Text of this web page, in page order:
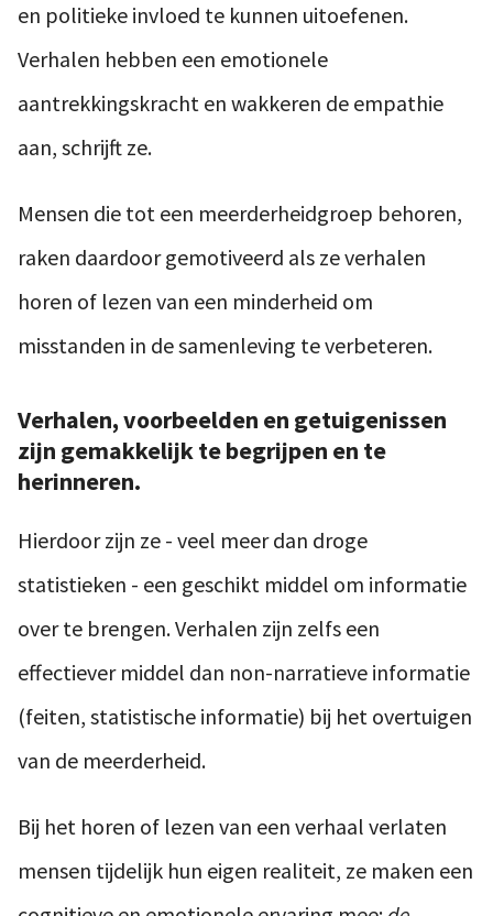
en politieke invloed te kunnen uitoefenen.
Verhalen hebben een emotionele
aantrekkingskracht en wakkeren de empathie
aan, schrijft ze.
Mensen die tot een meerderheidgroep behoren,
raken daardoor gemotiveerd als ze verhalen
horen of lezen van een minderheid om
misstanden in de samenleving te verbeteren.
Verhalen, voorbeelden en getuigenissen
zijn gemakkelijk te begrijpen en te
herinneren.
Hierdoor zijn ze - veel meer dan droge
statistieken - een geschikt middel om informatie
over te brengen. Verhalen zijn zelfs een
effectiever middel dan non-narratieve informatie
(feiten, statistische informatie) bij het overtuigen
van de meerderheid.
Bij het horen of lezen van een verhaal verlaten
mensen tijdelijk hun eigen realiteit, ze maken een